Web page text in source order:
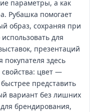
параметры, а как
Рубашка помогает
образ, сохраняя при
для
презентаций
здесь
цвет —
представить
вариант без лишних
брендирования,